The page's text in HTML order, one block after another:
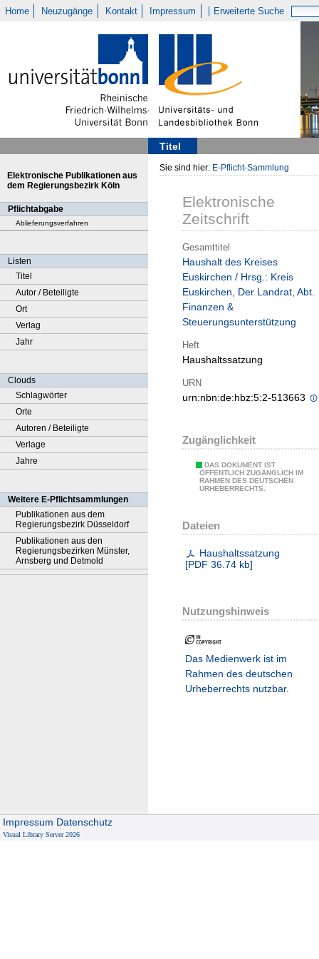
Home Neuzugänge Kontakt Impressum Erweiterte Suche
Titel
Elektronische Publikationen aus
dem Regierungsbezirk Köln
Pflichtabgabe
Ablieferungsverfahren
Listen
Titel
Autor / Beteiligte
Ort
Verlag
Jahr
Clouds
Schlagwörter
Orte
Autoren / Beteiligte
Verlage
Jahre
Weitere E-Pflichtsammlungen
Publikationen aus dem
Regierungsbezirk Düsseldorf
Publikationen aus den
Regierungsbezirken Münster,
Arnsberg und Detmold
Sie sind hier: E-Pflicht-Sammlung
Elektronische
Zeitschrift
Gesamttitel
Haushalt des Kreises
Euskirchen / Hrsg.: Kreis
Euskirchen, Der Landrat, Abt.
Finanzen &
Steuerungsunterstützung
Heft
Haushaltssatzung
URN
urn:nbn:de:hbz:5:2-513663
Zugänglichkeit
DAS DOKUMENT IST
ÖFFENTLICH ZUGÄNGLICH IM
RAHMEN DES DEUTSCHEN
URHEBERRECHTS.
Dateien
Haushaltssatzung
[PDF 36.74 kb]
Nutzungshinweis
Das Medienwerk ist im
Rahmen des deutschen
Urheberrechts nutzbar.
Impressum Datenschutz
Visual Library Server 2026